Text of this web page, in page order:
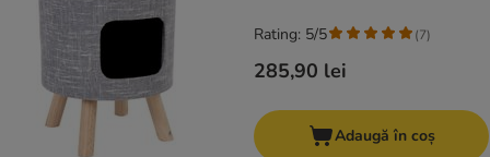
285,90 lei
Rating: 5/5 (7)
Adaugă în coș